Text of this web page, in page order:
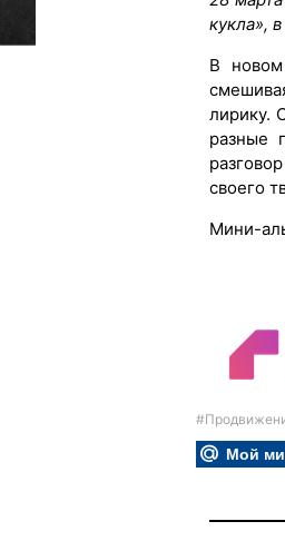
кукла»,
В новом
лирику.
разные
своего
Мини-
Мой